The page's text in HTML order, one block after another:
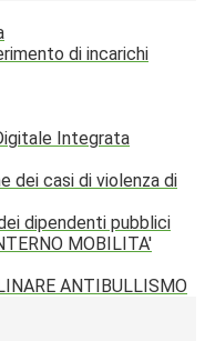
di incarichi
Integrata
dei casi di violenza di
dipendenti pubblici
MOBILITA'
ANTIBULLISMO